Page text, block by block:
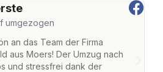
umgezogen
an das Team der Firma
aus Moers! Der Umzug nach
und stressfrei dank der